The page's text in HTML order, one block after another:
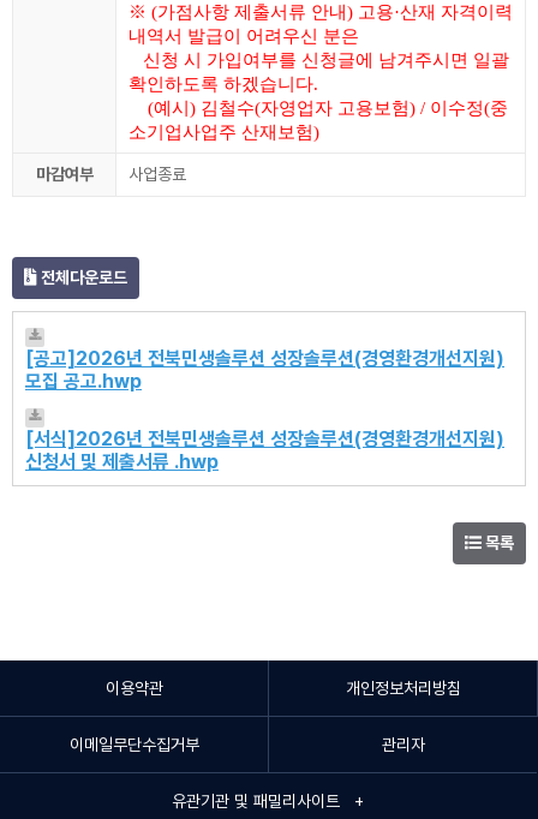
※ (가점사항 제출서류 안내) 고용·산재 자격이력
내역서 발급이 어려우신 분은
신청 시 가입여부를 신청글에 남겨주시면 일괄
확인하도록 하겠습니다.
(예시) 김철수(자영업자 고용보험) / 이수정(중
소기업사업주 산재보험)
마감여부 사업종료
전체다운로드
[공고]2026년 전북민생솔루션 성장솔루션(경영환경개선지원)
모집 공고.hwp
[서식]2026년 전북민생솔루션 성장솔루션(경영환경개선지원)
신청서 및 제출서류 .hwp
목록
이용약관 개인정보처리방침
이메일무단수집거부 관리자
유관기관 및 패밀리사이트 +